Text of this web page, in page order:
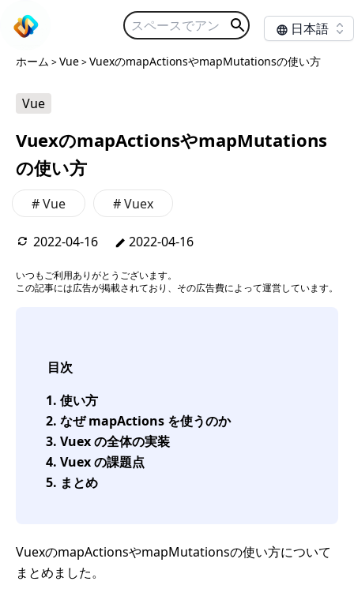
日本語
ホーム >Vue>VuexのmapActionsやmapMutationsの使い方
Vue
VuexのmapActionsやmapMutations
の使い方
#Vue #Vuex
2022-04-16 2022-04-16
いつもご利用ありがとうございます。
この記事には広告が掲載されており、その広告費によって運営しています。
目次
使い方
なぜ mapActions を使うのか
Vuex の全体の実装
Vuex の課題点
まとめ
VuexのmapActionsやmapMutationsの使い方について
まとめました。